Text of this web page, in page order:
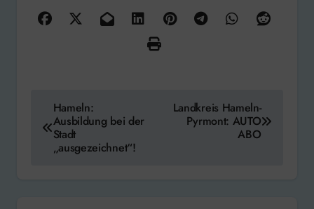
Beitragsnavigation
Hameln:
Ausbildung bei der
Stadt
„ausgezeichnet“!
Landkreis Hameln-
Pyrmont: AUTO
ABO